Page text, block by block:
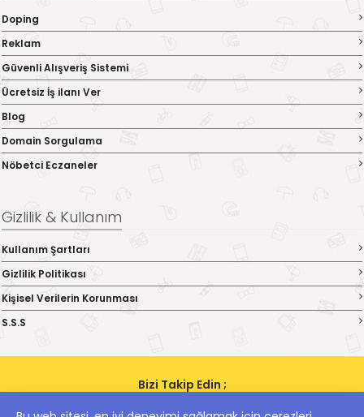
Doping
Reklam
Güvenli Alışveriş Sistemi
Ücretsiz İş ilanı Ver
Blog
Domain Sorgulama
Nöbetci Eczaneler
Gizlilik & Kullanım
Kullanım Şartları
Gizlilik Politikası
Kişisel Verilerin Korunması
S.S.S
Bizi Takip Edin ;